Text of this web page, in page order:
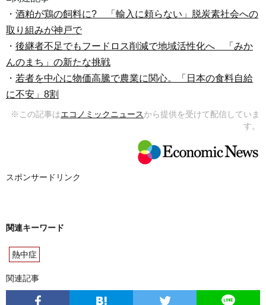
・ 酒粕が鶏の飼料に? 「輸入に頼らない」脱炭素社会への
取り組みが神戸で
・ 後継者不足でもフードロス削減で地域活性化へ 「みか
んのまち」の新たな挑戦
・ 若者を中心に物価高騰で農業に関心。「日本の食料自給
に不安」8割
※この記事はエコノミックニュースから提供を受けて配信していま
す。
スポンサードリンク
関連キーワード
熱中症
関連記事